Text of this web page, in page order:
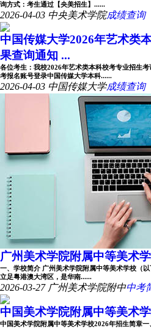
询方式：考生通过【央美招生】......
2026-04-03 中央美术学院成绩查询
中国传媒大学2026年艺术类
果查询通知 ...
各位考生：我校2026年艺术类本科校考专业招生
考报名账号登录中国传媒大学本科......
2026-04-03 中国传媒大学成绩查询
广州美术学院附属中等美术
一、学校简介 广州美术学院附属中等美术学校（
立足粤港澳大湾区，是华南......
2026-03-27 广州美术学院附中中考
中国美术学院附属中等美术
中国美术学院附属中等美术学校2026年招生简章